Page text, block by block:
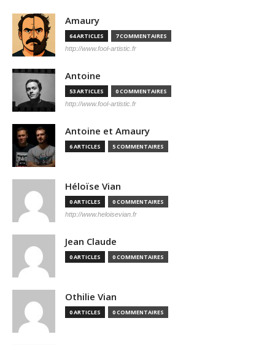
Amaury
64 ARTICLES 7 COMMENTAIRES
http://www.fool-artistic.fr
Antoine
53 ARTICLES 0 COMMENTAIRES
http://www.fool-artistic.fr
Antoine et Amaury
6 ARTICLES 5 COMMENTAIRES
Héloïse Vian
0 ARTICLES 0 COMMENTAIRES
http://www.heloisevian.fr
Jean Claude
0 ARTICLES 0 COMMENTAIRES
Othilie Vian
0 ARTICLES 0 COMMENTAIRES